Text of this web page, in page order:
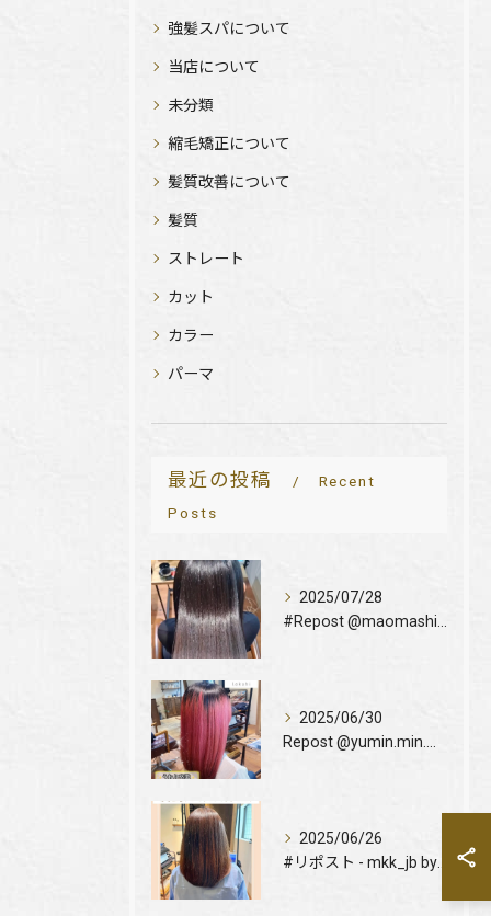
強髪スパについて
当店について
未分類
縮毛矯正について
髪質改善について
髪質
ストレート
カット
カラー
パーマ
最近の投稿
Recent
Posts
2025/07/28
2025/06/30
2025/06/26